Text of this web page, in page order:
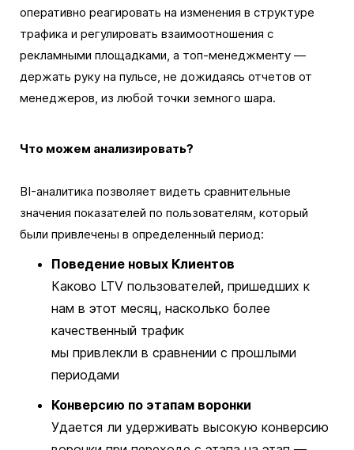
оперативно реагировать на изменения в структуре
трафика и регулировать взаимоотношения с
рекламными площадками, а топ-менеджменту —
держать руку на пульсе, не дожидаясь отчетов от
менеджеров, из любой точки земного шара.
Что можем анализировать?
BI-аналитика позволяет видеть сравнительные
значения показателей по пользователям, который
были привлечены в определенный период:
Поведение новых Клиентов
Каково LTV пользователей, пришедших к
нам в этот месяц, насколько более
качественный трафик
мы привлекли в сравнении с прошлыми
периодами
Конверсию по этапам воронки
Удается ли удерживать высокую конверсию